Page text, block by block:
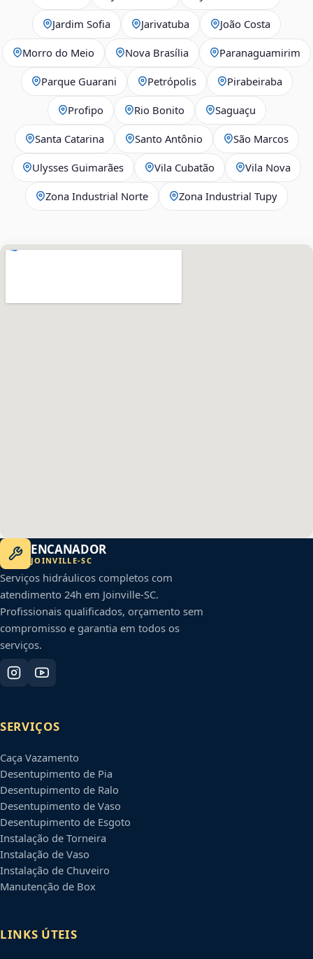
Jardim Sofia Jarivatuba João Costa
Morro do Meio Nova Brasília Paranaguamirim
Parque Guarani Petrópolis Pirabeiraba
Profipo Rio Bonito Saguaçu
Santa Catarina Santo Antônio São Marcos
Ulysses Guimarães Vila Cubatão Vila Nova
Zona Industrial Norte Zona Industrial Tupy
ENCANADOR
JOINVILLE-SC
Serviços hidráulicos completos com
atendimento 24h em Joinville-SC.
Profissionais qualificados, orçamento sem
compromisso e garantia em todos os
serviços.
SERVIÇOS
Caça Vazamento
Desentupimento de Pia
Desentupimento de Ralo
Desentupimento de Vaso
Desentupimento de Esgoto
Instalação de Torneira
Instalação de Vaso
Instalação de Chuveiro
Manutenção de Box
LINKS ÚTEIS